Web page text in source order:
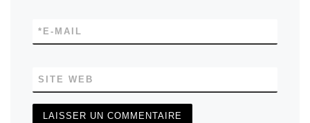
E-MAIL
*
SITE WEB